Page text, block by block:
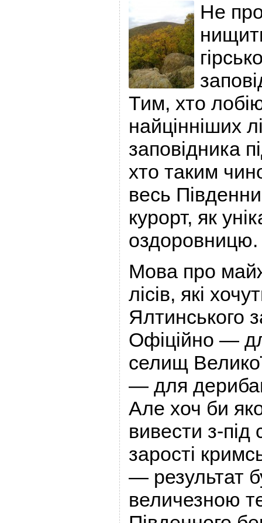
Не
Тим, хто
найцінніших
заповідника
хто таким
весь
курорт, як
оздоровницю.
Мова про
лісів, які
Ялтинського
Офіційно —
селищ
— для
Але хоч би
вивести з-під
зарості
— результат
величезною